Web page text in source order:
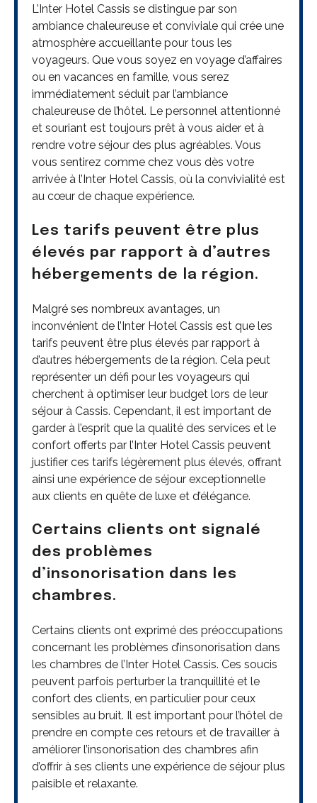
L’Inter Hotel Cassis se distingue par son
ambiance chaleureuse et conviviale qui crée une
atmosphère accueillante pour tous les
voyageurs. Que vous soyez en voyage d’affaires
ou en vacances en famille, vous serez
immédiatement séduit par l’ambiance
chaleureuse de l’hôtel. Le personnel attentionné
et souriant est toujours prêt à vous aider et à
rendre votre séjour des plus agréables. Vous
vous sentirez comme chez vous dès votre
arrivée à l’Inter Hotel Cassis, où la convivialité est
au cœur de chaque expérience.
Les tarifs peuvent être plus
élevés par rapport à d’autres
hébergements de la région.
Malgré ses nombreux avantages, un
inconvénient de l’Inter Hotel Cassis est que les
tarifs peuvent être plus élevés par rapport à
d’autres hébergements de la région. Cela peut
représenter un défi pour les voyageurs qui
cherchent à optimiser leur budget lors de leur
séjour à Cassis. Cependant, il est important de
garder à l’esprit que la qualité des services et le
confort offerts par l’Inter Hotel Cassis peuvent
justifier ces tarifs légèrement plus élevés, offrant
ainsi une expérience de séjour exceptionnelle
aux clients en quête de luxe et d’élégance.
Certains clients ont signalé
des problèmes
d’insonorisation dans les
chambres.
Certains clients ont exprimé des préoccupations
concernant les problèmes d’insonorisation dans
les chambres de l’Inter Hotel Cassis. Ces soucis
peuvent parfois perturber la tranquillité et le
confort des clients, en particulier pour ceux
sensibles au bruit. Il est important pour l’hôtel de
prendre en compte ces retours et de travailler à
améliorer l’insonorisation des chambres afin
d’offrir à ses clients une expérience de séjour plus
paisible et relaxante.